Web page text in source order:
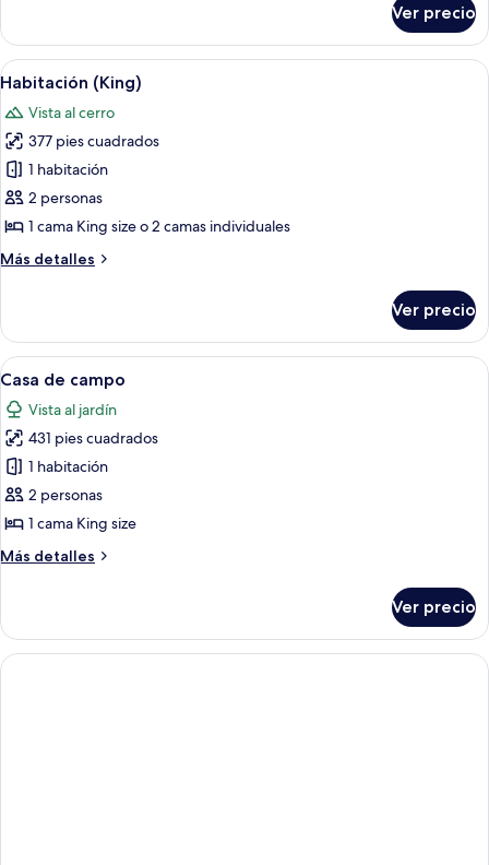
de
campo,
2
Ver precio
Abrir
todas
las
fotos
de
Habitación
(King)
Una pareja sentada en una cama
4
Habitación (King)
Vista al cerro
377 pies cuadrados
1 habitación
2 personas
1 cama King size o 2 camas individuales
Más detalles
Más
(King)
Ver precio
Abrir
todas
las
fotos
de
Casa
de
Una habitación de hotel con una
3
Casa de campo
Vista al jardín
431 pies cuadrados
1 habitación
2 personas
1 cama King size
Más detalles
Más
de
campo
Ver precio